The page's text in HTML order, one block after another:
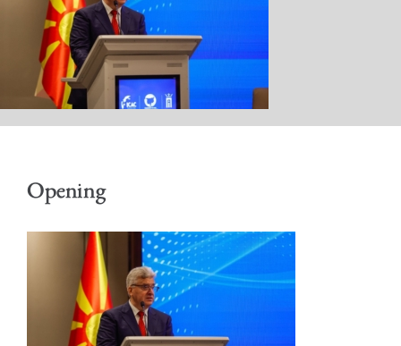
КАБИНЕТ
АКТИВНОСТИ
ОБРАЌАЊА
Opening